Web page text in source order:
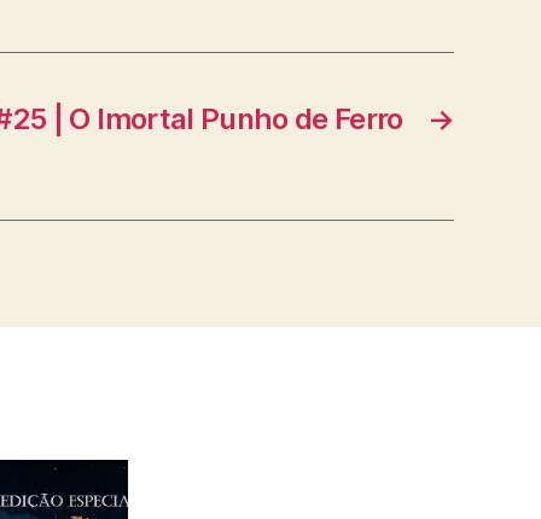
→
| O Imortal Punho de Ferro